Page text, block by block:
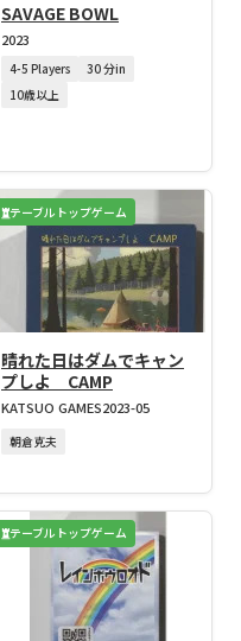
SAVAGE BOWL
2023
4-5 Players
30 分in
10歳以上
テーブルトップゲーム
晴れた日はダムでキャン
プしよ CAMP
KATSUO GAMES2023-05
朝倉克夫
テーブルトップゲーム